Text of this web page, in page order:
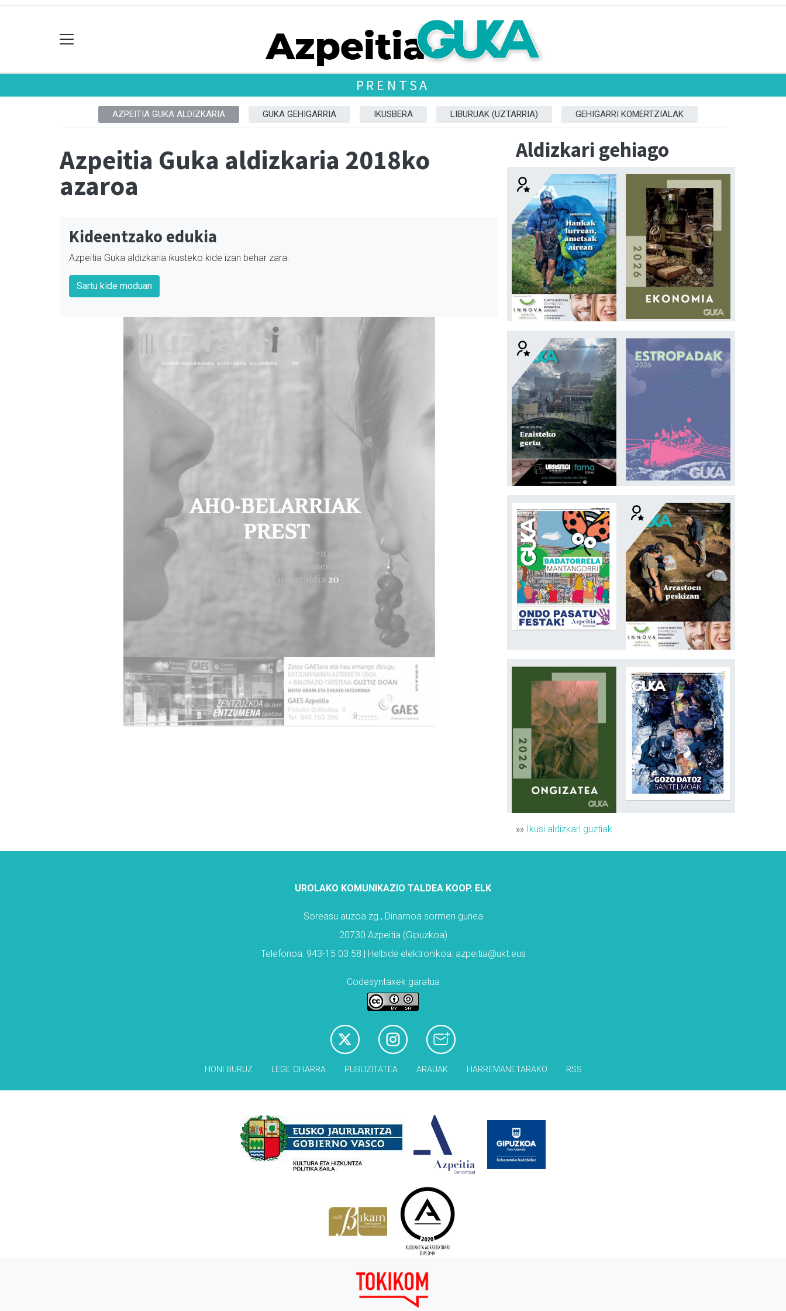
PRENTSA
AZPEITIA GUKA ALDIZKARIA GUKA GEHIGARRIA IKUSBERA LIBURUAK (UZTARRIA) GEHIGARRI KOMERTZIALAK
Azpeitia Guka aldizkaria 2018ko
azaroa
Kideentzako edukia
Azpeitia Guka aldizkaria ikusteko kide izan behar zara.
Sartu kide moduan
Aldizkari gehiago
»» Ikusi aldizkari guztiak
UROLAKO KOMUNIKAZIO TALDEA KOOP. ELK
Soreasu auzoa zg., Dinamoa sormen gunea
20730 Azpeitia (Gipuzkoa)
Telefonoa: 943-15 03 58 | Helbide elektronikoa: azpeitia@ukt.eus
Codesyntaxek garatua
HONI BURUZ LEGE OHARRA PUBLIZITATEA ARAUAK HARREMANETARAKO RSS